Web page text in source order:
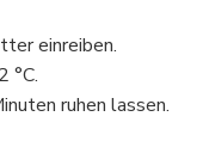
einreiben.
°C.
ruhen lassen.